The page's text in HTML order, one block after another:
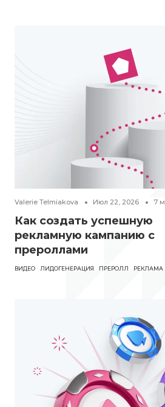
Valerie Telmiakova Июл 22, 2026 7
Как создать успешную
рекламную кампанию с
прероллами
ВИДЕО ЛИДОГЕНЕРАЦИЯ ПРЕРОЛЛ РЕКЛАМА